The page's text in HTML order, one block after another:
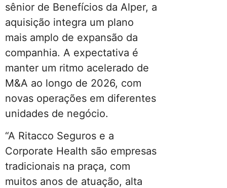
sênior de Benefícios da Alper, a
aquisição integra um plano
mais amplo de expansão da
companhia. A expectativa é
manter um ritmo acelerado de
M&A ao longo de 2026, com
novas operações em diferentes
unidades de negócio.
“A Ritacco Seguros e a
Corporate Health são empresas
tradicionais na praça, com
muitos anos de atuação, alta